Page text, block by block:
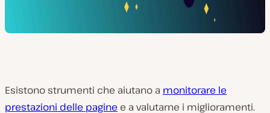
Esistono strumenti che aiutano a monitorare le
prestazioni delle pagine e a valutarne i miglioramenti.